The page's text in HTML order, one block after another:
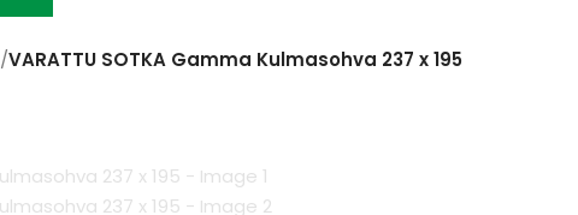
/VARATTU SOTKA Gamma Kulmasohva 237 x 195